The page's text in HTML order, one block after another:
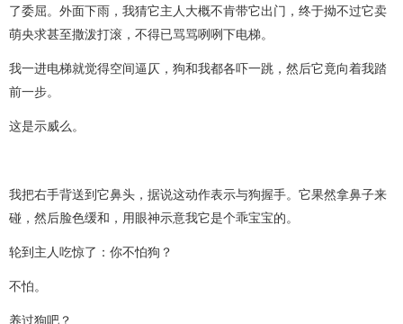
了委屈。外面下雨，我猜它主人大概不肯带它出门，终于拗不过它卖
萌央求甚至撒泼打滚，不得已骂骂咧咧下电梯。
我一进电梯就觉得空间逼仄，狗和我都各吓一跳，然后它竟向着我踏
前一步。
这是示威么。
我把右手背送到它鼻头，据说这动作表示与狗握手。它果然拿鼻子来
碰，然后脸色缓和，用眼神示意我它是个乖宝宝的。
轮到主人吃惊了：你不怕狗？
不怕。
养过狗吧？